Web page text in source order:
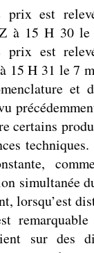
prix est
à 15 H 30 le
prix est
15 H 31 le 7
et
certains
simultanée
lorsqu’est
sur des